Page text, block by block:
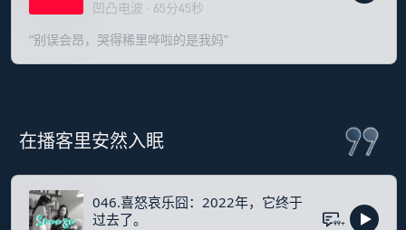
凹凸电波 · 65分45秒
“别误会昂，哭得稀里哗啦的是我妈”
在播客里安然入眠
046.喜怒哀乐囧：2022年，它终于
过去了。
99+